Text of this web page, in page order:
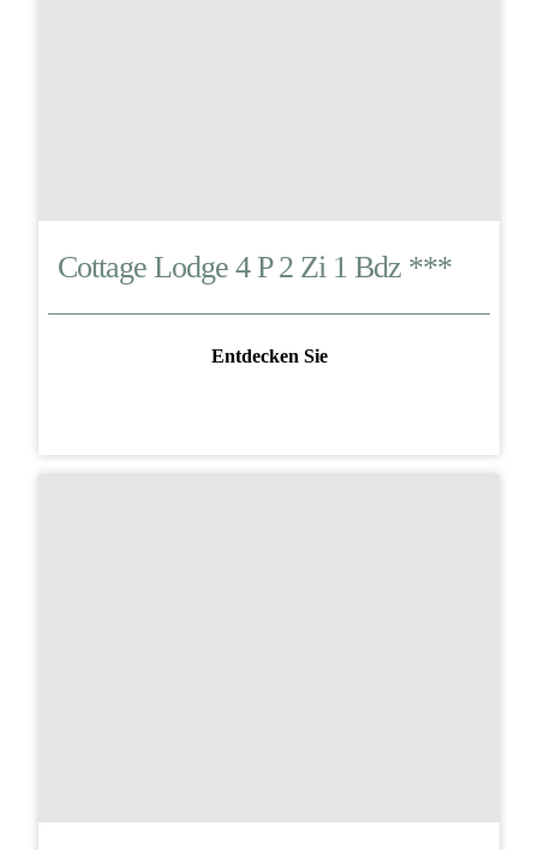
Cottage Lodge 4 P 2 Zi 1 Bdz ***
Entdecken Sie